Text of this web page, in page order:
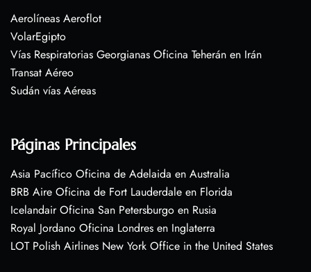
Aerolíneas Aeroflot
VolarEgipto
Vías Respiratorias Georgianas Oficina Teherán en Irán
Transat Aéreo
Sudán vías Aéreas
Páginas Principales
Asia Pacífico Oficina de Adelaida en Australia
BRB Aire Oficina de Fort Lauderdale en Florida
Icelandair Oficina San Petersburgo en Rusia
Royal Jordano Oficina Londres en Inglaterra
LOT Polish Airlines New York Office in the United States